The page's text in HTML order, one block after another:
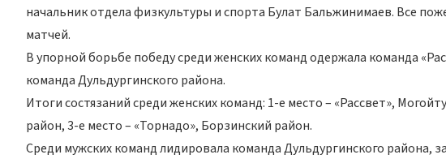
начальник отдела физкультуры и спорта Булат Бальжинимаев. Все
матчей.
В упорной борьбе победу среди женских команд одержала команда
команда Дульдургинского района.
Итоги состязаний среди женских команд: 1-е место – «Рассвет»,
район, 3-е место – «Торнадо», Борзинский район.
Среди мужских команд лидировала команда Дульдургинского района,